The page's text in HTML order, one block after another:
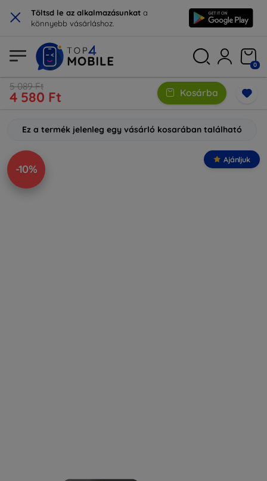
× Töltsd le az alkalmazásunkat a
könnyebb vásárláshoz.
0
5 089 Ft
4 580 Ft Kosárba
Ez a termék jelenleg egy vásárló kosarában található
-10%
Ajánljuk